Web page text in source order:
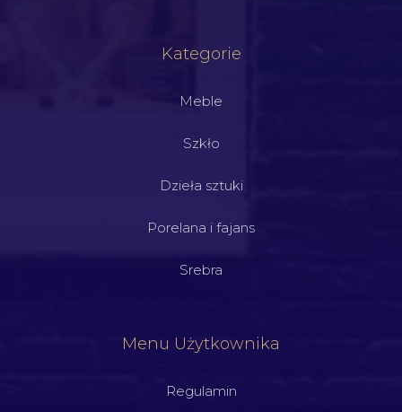
Kategorie
Meble
Szkło
Dzieła sztuki
Porelana i fajans
Srebra
Menu Użytkownika
Regulamin